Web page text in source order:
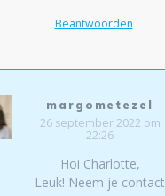
Beantwoorden
margometezel
26 september 2022 om
22:26
Hoi Charlotte,
Leuk! Neem je contact